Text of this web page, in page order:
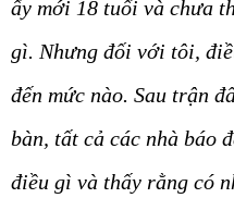
ấy mới 18 tuổi và chưa
gì. Nhưng đối với tôi,
đến mức nào. Sau trận
bàn, tất cả các nhà báo
điều gì và thấy rằng có